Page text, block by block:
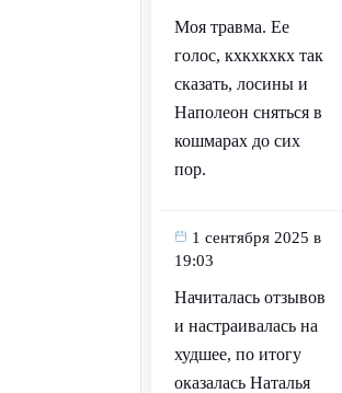
Моя травма. Ее
голос, кхкхкхкх так
сказать, лосины и
Наполеон сняться в
кошмарах до сих
пор.
1 сентября 2025 в
19:03
Начиталась отзывов
и настраивалась на
худшее, по итогу
оказалась Наталья